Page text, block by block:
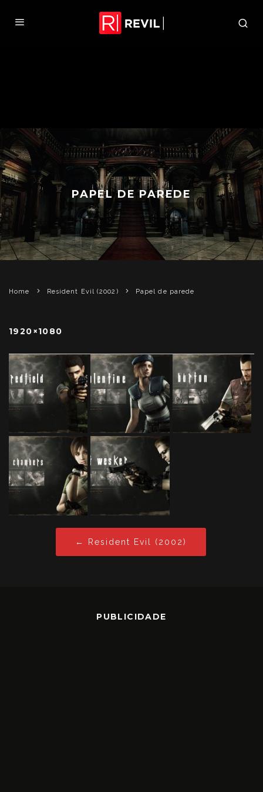
PAPEL DE PAREDE
Home Resident Evil (2002) Papel de parede
1920×1080
← Resident Evil (2002)
PUBLICIDADE